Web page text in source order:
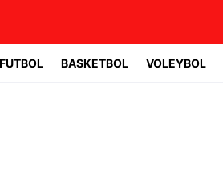
FUTBOL BASKETBOL VOLEYBOL